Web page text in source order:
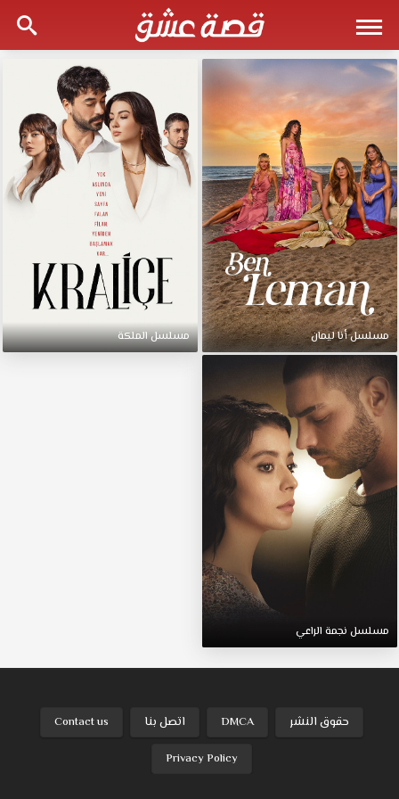
مسلسل أنا ليمان مسلسل الملكة
مسلسل نجمة الراعي
حقوق النشر DMCA اتصل بنا Contact us
Privacy Policy